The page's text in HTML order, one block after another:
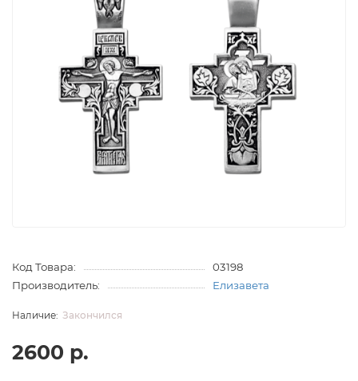
Код Товара:
03198
Производитель:
Елизавета
Закончился
2600 р.